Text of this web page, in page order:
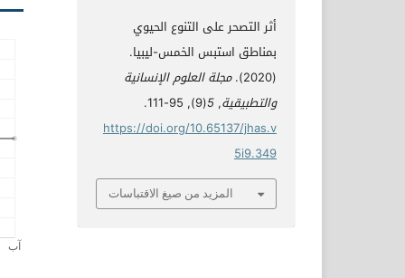
أثر التصحر على التنوع الحيوي
بمناطق استبس الخمس-ليبيا.
(2020).
مجلة العلوم الإنسانية
والتطبيقية,
5
(9), 95-111.
https://doi.org/10.65137/jhas.v
5i9.349
المزيد من صيغ الاقتباسات